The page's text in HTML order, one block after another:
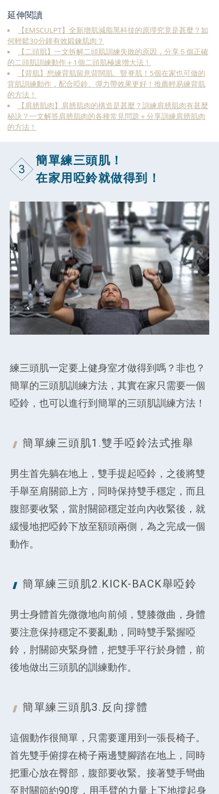
延伸閱讀
【EMSCULPT】全新增肌減脂黑科技的原理究竟是甚麼？如
何輕鬆30分鐘有效鍛鍊肌肉？
【二頭肌】一文拆解二頭肌訓練失敗的原因，分享５個正確
的二頭肌訓練動作＋1個二頭肌極速增大法！
【背肌】想練背肌留意背闊肌、豎脊肌！5個在家也可做的
背肌訓練動作，配合啞鈴、彈力帶效果更好！推薦輕易練背肌
的方法！
【肩膀肌肉】肩膀肌肉的構造是甚麼？訓練肩膀肌肉有甚麼
秘訣？一文解答肩膀肌肉的各種常見問題＋分享訓練肩膀肌肉
的方法！
3
簡單練三頭肌！
在家用啞鈴就做得到！
練三頭肌一定要上健身室才做得到嗎？非也？
簡單的三頭肌訓練方法，其實在家只需要一個
啞鈴，也可以進行到簡單的三頭肌訓練方法！
簡單練三頭肌1.雙手啞鈴法式推舉
男生首先躺在地上，雙手提起啞鈴，之後將雙
手舉至肩關節上方，同時保持雙手穩定，而且
腹部要收緊，當肘關節穩定並向內收緊後，就
緩慢地把啞鈴下放至額頭兩側，為之完成一個
動作。
簡單練三頭肌2.KICK-BACK舉啞鈴
男士身體首先微微地向前傾，雙膝微曲，身體
要注意保持穩定不要亂動，同時雙手緊握啞
鈴，肘關節夾緊身體，把雙手平行於身體，前
後地做出三頭肌的訓練動作。
簡單練三頭肌3. 反向撐體
這個動作很簡單，只需要運用到一張長椅子。
首先雙手俯撐在椅子兩邊雙腳踏在地上，同時
把重心放在臀部，腹部要收緊。接著雙手彎曲
至肘關節約90度，用手臂的力量上下地撐起身